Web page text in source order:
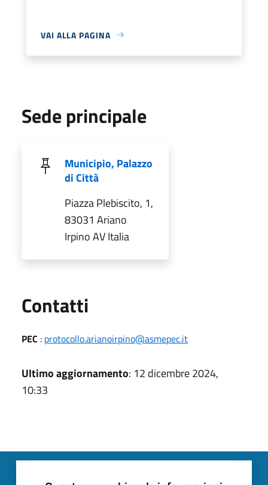
VAI ALLA PAGINA
Sede principale
Municipio, Palazzo
di Città
Piazza Plebiscito, 1,
83031 Ariano
Irpino AV Italia
Contatti
PEC : protocollo.arianoirpino@asmepec.it
Ultimo aggiornamento: 12 dicembre 2024,
10:33